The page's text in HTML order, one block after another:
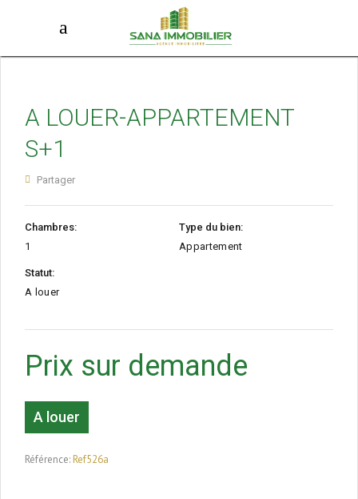
A LOUER-APPARTEMENT
S+1
Partager
Chambres:
1
Type du bien:
Appartement
Statut:
A louer
Prix sur demande
A louer
Référence:Ref526a